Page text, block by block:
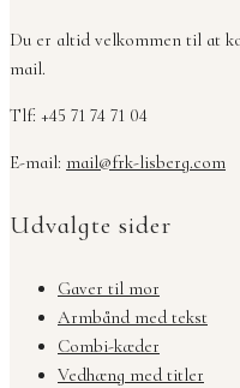
Du er altid velkommen til at
mail.
Tlf: +45 71 74 71 04
E-mail: mail@frk-lisberg.com
Udvalgte sider
Gaver til mor
Armbånd med tekst
Combi-kæder
Vedhæng med titler